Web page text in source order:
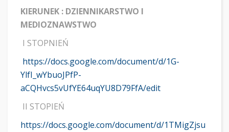
KIERUNEK : DZIENNIKARSTWO I
MEDIOZNAWSTWO
I STOPNIEŃ
https://docs.google.com/document/d/1G-
YlfI_wYbuoJPfP-
aCQHvcs5vUfYE64uqYU8D79FfA/edit
II STOPIEŃ
https://docs.google.com/document/d/1TMigZjsu